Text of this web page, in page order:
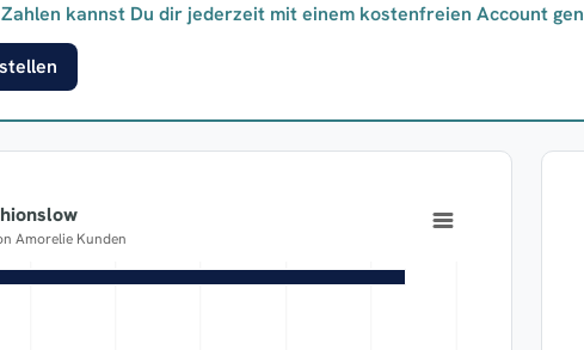
kannst Du dir jederzeit mit einem kostenfreien Account
Amorelie Kunden